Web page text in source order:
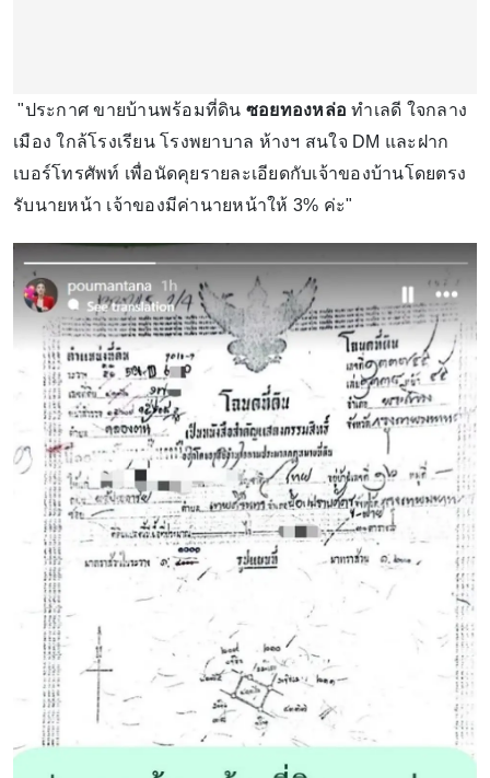
"ประกาศ ขายบ้านพร้อมที่ดิน ซอยทองหล่อ ทำเลดี ใจกลาง
เมือง ใกล้โรงเรียน โรงพยาบาล ห้างฯ สนใจ DM และฝาก
เบอร์โทรศัพท์ เพื่อนัดคุยรายละเอียดกับเจ้าของบ้านโดยตรง
รับนายหน้า เจ้าของมีค่านายหน้าให้ 3% ค่ะ"